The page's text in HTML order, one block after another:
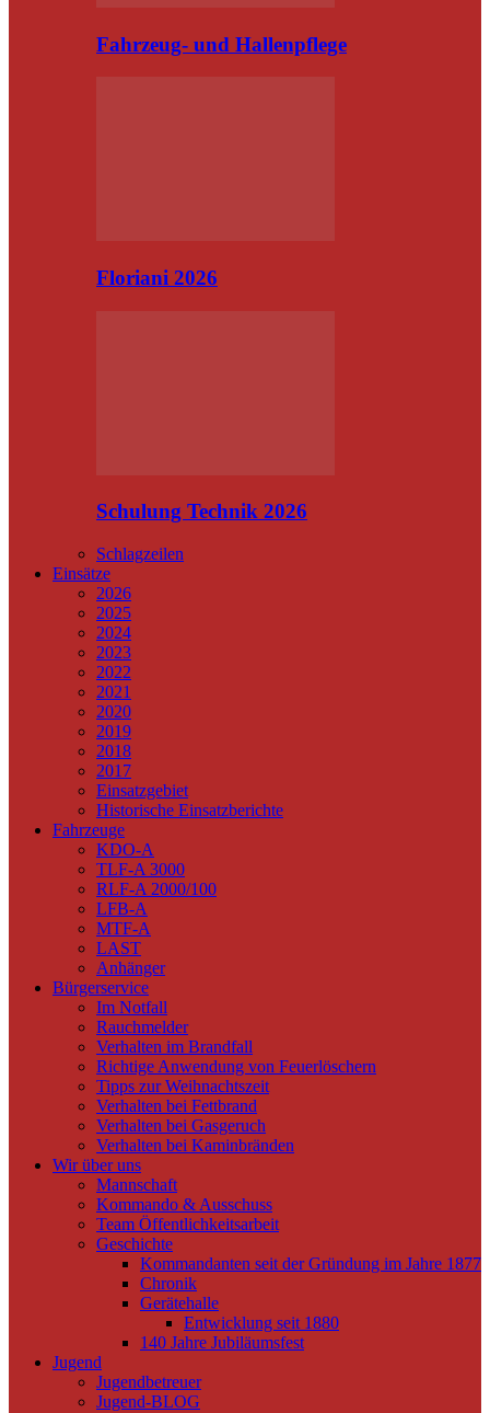
Fahrzeug- und Hallenpflege
Floriani 2026
Schulung Technik 2026
Schlagzeilen
Einsätze
2026
2025
2024
2023
2022
2021
2020
2019
2018
2017
Einsatzgebiet
Historische Einsatzberichte
Fahrzeuge
KDO-A
TLF-A 3000
RLF-A 2000/100
LFB-A
MTF-A
LAST
Anhänger
Bürgerservice
Im Notfall
Rauchmelder
Verhalten im Brandfall
Richtige Anwendung von Feuerlöschern
Tipps zur Weihnachtszeit
Verhalten bei Fettbrand
Verhalten bei Gasgeruch
Verhalten bei Kaminbränden
Wir über uns
Mannschaft
Kommando & Ausschuss
Team Öffentlichkeitsarbeit
Geschichte
Kommandanten seit der Gründung im Jahre 1877
Chronik
Gerätehalle
Entwicklung seit 1880
140 Jahre Jubiläumsfest
Jugend
Jugendbetreuer
Jugend-BLOG